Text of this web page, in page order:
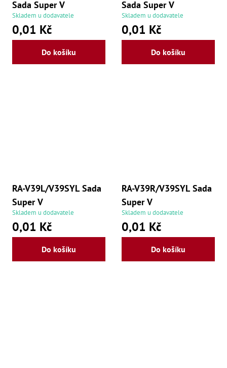
Sada Super V
Skladem u dodavatele
0,01 Kč
Do košíku
Sada Super V
Skladem u dodavatele
0,01 Kč
Do košíku
RA-V39L/V39SYL Sada
Super V
Skladem u dodavatele
0,01 Kč
Do košíku
RA-V39R/V39SYL Sada
Super V
Skladem u dodavatele
0,01 Kč
Do košíku